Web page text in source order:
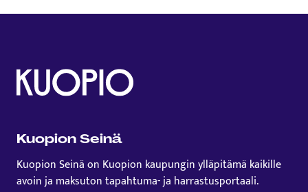
Kuopion Seinä
Kuopion Seinä on Kuopion kaupungin ylläpitämä kaikille
avoin ja maksuton tapahtuma- ja harrastusportaali.